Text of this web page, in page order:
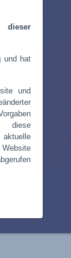
und hat
und
aktuelle